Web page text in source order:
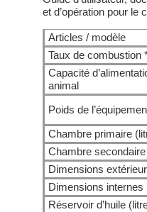
et d’opération pour le
Articles / modèle
Taux de combustion
Capacité
animal
Poids de
Chambre primaire
Chambre
Dimensions
Dimensions internes
Réservoir d’huile